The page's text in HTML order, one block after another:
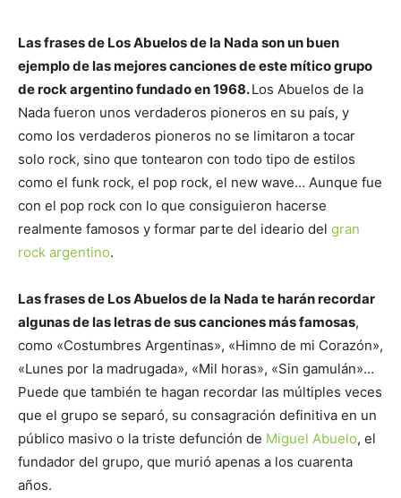
Las frases de Los Abuelos de la Nada son un buen
ejemplo de las mejores canciones de este mítico grupo
de rock argentino fundado en 1968.Los Abuelos de la
Nada fueron unos verdaderos pioneros en su país, y
como los verdaderos pioneros no se limitaron a tocar
solo rock, sino que tontearon con todo tipo de estilos
como el funk rock, el pop rock, el new wave… Aunque fue
con el pop rock con lo que consiguieron hacerse
realmente famosos y formar parte del ideario del gran
rock argentino.
Las frases de Los Abuelos de la Nada te harán recordar
algunas de las letras de sus canciones más famosas,
como «Costumbres Argentinas», «Himno de mi Corazón»,
«Lunes por la madrugada», «Mil horas», «Sin gamulán»…
Puede que también te hagan recordar las múltiples veces
que el grupo se separó, su consagración definitiva en un
público masivo o la triste defunción de Miguel Abuelo, el
fundador del grupo, que murió apenas a los cuarenta
años.